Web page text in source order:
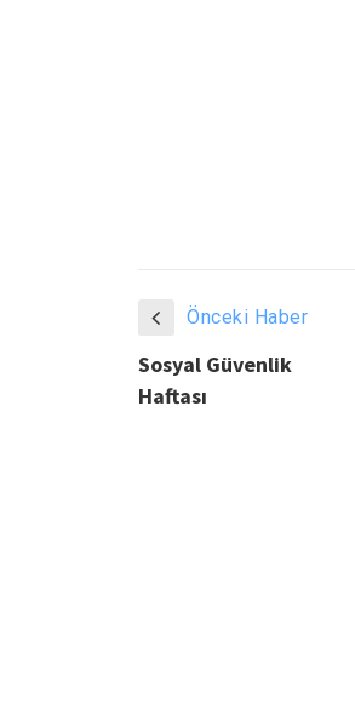
Önceki Haber
Sosyal Güvenlik
Haftası